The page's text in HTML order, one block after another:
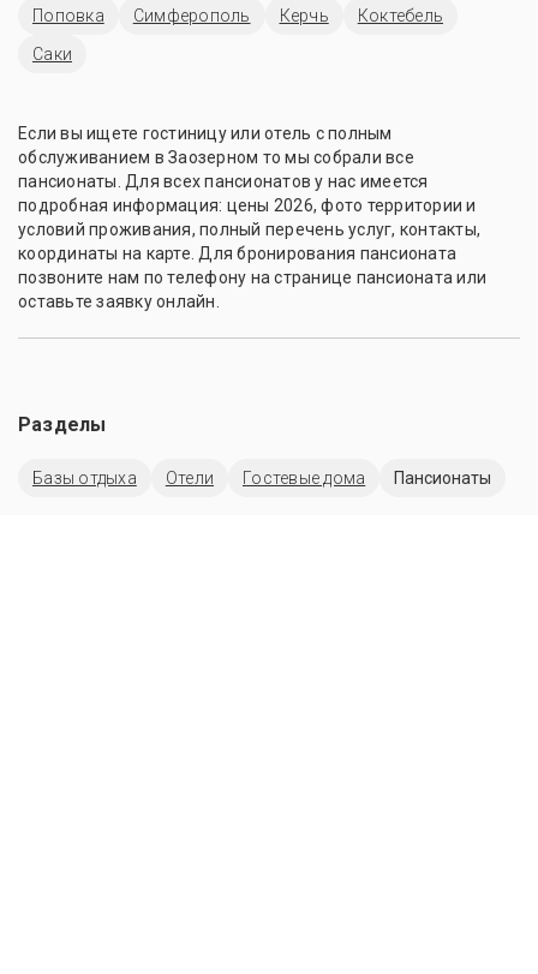
Поповка
Симферополь Керчь
Коктебель
Саки
Если вы ищете гостиницу или отель с полным
обслуживанием в Заозерном то мы собрали все
пансионаты. Для всех пансионатов у нас имеется
подробная информация: цены 2026, фото территории и
условий проживания, полный перечень услуг, контакты,
координаты на карте. Для бронирования пансионата
позвоните нам по телефону на странице пансионата или
оставьте заявку онлайн.
Разделы
Базы отдыха Отели Гостевые дома Пансионаты